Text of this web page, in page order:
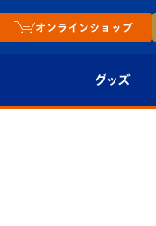
オンラインショップ
グッズ